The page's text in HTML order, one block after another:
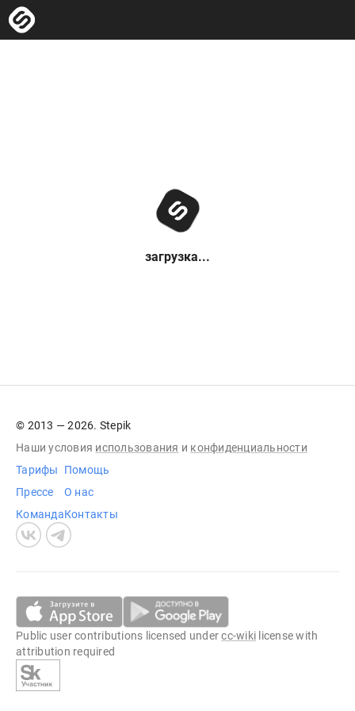
загрузка...
© 2013 — 2026. Stepik
Наши условия использования и конфиденциальности
Тарифы
Прессе
Команда
Помощь
О нас
Контакты
Public user contributions licensed undercc-wiki license with
attribution required